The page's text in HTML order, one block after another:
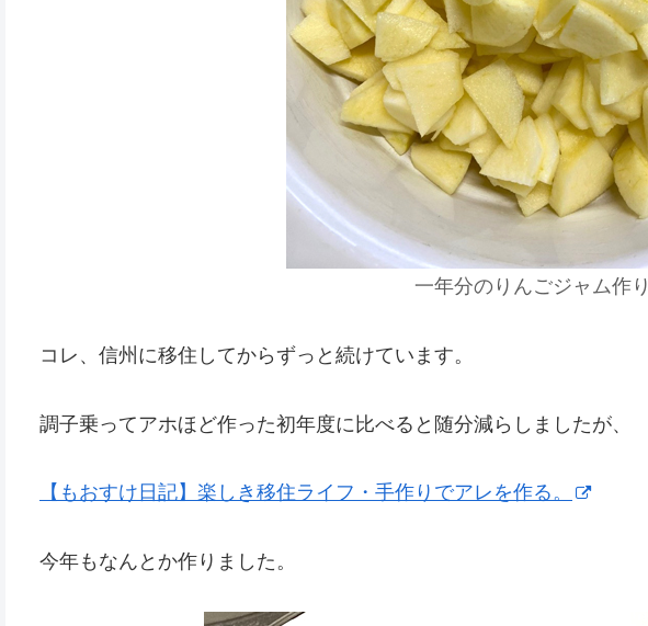
一年分のりんごジャム作り
コレ、信州に移住してからずっと続けています。
調子乗ってアホほど作った初年度に比べると随分減らしましたが、
【もおすけ日記】楽しき移住ライフ・手作りでアレを作る。
今年もなんとか作りました。